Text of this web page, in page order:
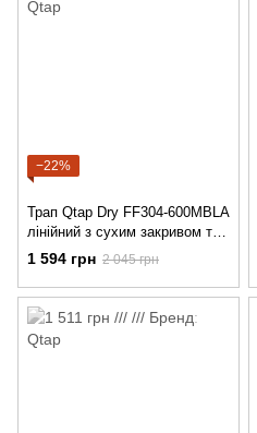
−22%
Трап Qtap Dry FF304-600MBLA
лінійний з сухим закривом та
нержавіючою решіткою
1 594 грн 2 045 грн